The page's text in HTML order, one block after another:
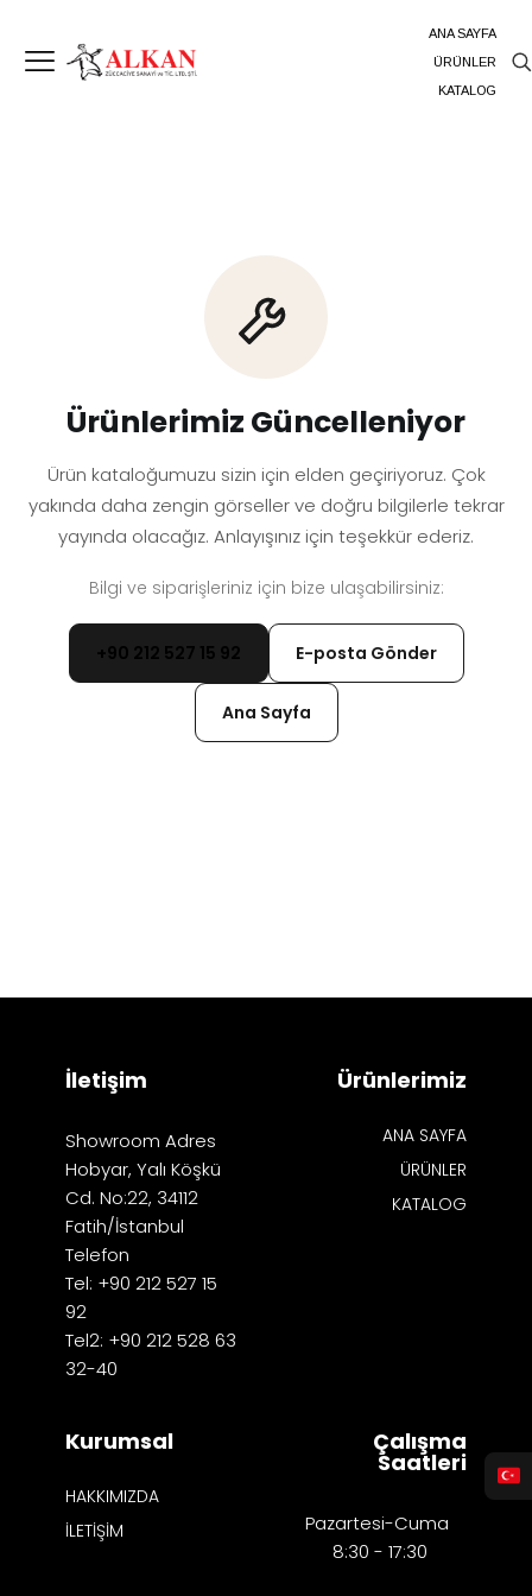
ANA SAYFA
ÜRÜNLER
KATALOG
Ürünlerimiz Güncelleniyor
Ürün kataloğumuzu sizin için elden geçiriyoruz. Çok
yakında daha zengin görseller ve doğru bilgilerle tekrar
yayında olacağız. Anlayışınız için teşekkür ederiz.
Bilgi ve siparişleriniz için bize ulaşabilirsiniz:
+90 212 527 15 92 E-posta Gönder
Ana Sayfa
İletişim
Showroom Adres
Hobyar, Yalı Köşkü
Cd. No:22, 34112
Fatih/İstanbul
Telefon
Tel: +90 212 527 15
92
Tel2: +90 212 528 63
32-40
Ürünlerimiz
ANA SAYFA
ÜRÜNLER
KATALOG
Kurumsal
HAKKIMIZDA
İLETİŞİM
Çalışma
Saatleri
Pazartesi-Cuma
8:30 - 17:30​​